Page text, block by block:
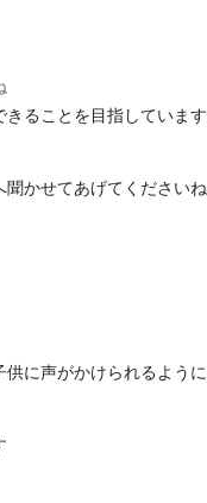
ることを目指していま
かせてあげてくださいね
に声がかけられるように